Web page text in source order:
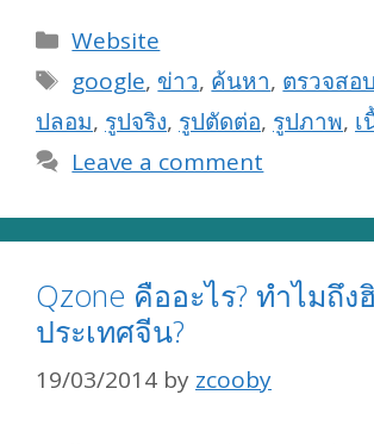
Categories
Website
Tags
google, ข่าว, ค้นหา, ตรวจสอบ
ปลอม, รูปจริง, รูปตัดต่อ, รูปภาพ, เ
Leave a comment
Qzone คืออะไร? ทำไมถึง
ประเทศจีน?
19/03/2014 by zcooby